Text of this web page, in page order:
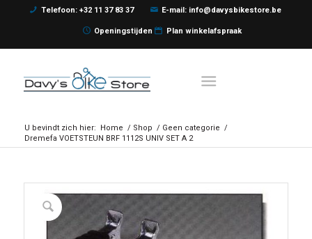
Telefoon: +32 11 37 83 37 E-mail: info@davysbikestore.be
Openingstijden Plan winkelafspraak
U bevindt zich hier: Home / Shop / Geen categorie /
Dremefa VOETSTEUN BRF 1112S UNIV SET A 2